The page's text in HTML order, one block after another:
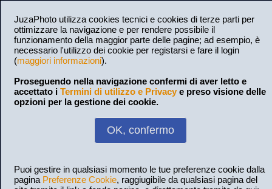
JuzaPhoto utilizza cookies tecnici e cookies di terze parti per
ottimizzare la navigazione e per rendere possibile il
funzionamento della maggior parte delle pagine; ad esempio, è
necessario l'utilizzo dei cookie per registarsi e fare il login
(maggiori informazioni).
Proseguendo nella navigazione confermi di aver letto e
accettato i Termini di utilizzo e Privacy e preso visione delle
opzioni per la gestione dei cookie.
OK, confermo
Puoi gestire in qualsiasi momento le tue preferenze cookie dalla
pagina Preferenze Cookie, raggiugibile da qualsiasi pagina del